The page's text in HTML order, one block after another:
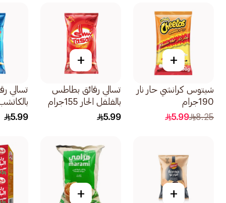
+
شيتوس كرانشي حار نار
190جرام
8.25
5.99
+
تسالي رقائق بطاطس
بالفلفل الحار 155جرام
5.99
تسالي
بالكاتشب
5.99
+
+